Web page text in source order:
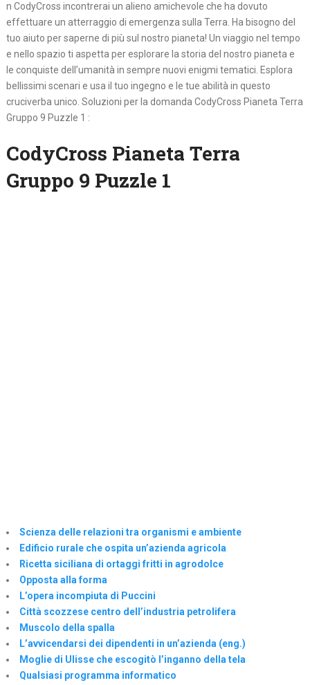
n CodyCross incontrerai un alieno amichevole che ha dovuto
effettuare un atterraggio di emergenza sulla Terra. Ha bisogno del
tuo aiuto per saperne di più sul nostro pianeta! Un viaggio nel tempo
e nello spazio ti aspetta per esplorare la storia del nostro pianeta e
le conquiste dell’umanità in sempre nuovi enigmi tematici. Esplora
bellissimi scenari e usa il tuo ingegno e le tue abilità in questo
cruciverba unico. Soluzioni per la domanda CodyCross Pianeta Terra
Gruppo 9 Puzzle 1 :
CodyCross Pianeta Terra
Gruppo 9 Puzzle 1
Scienza delle relazioni tra organismi e ambiente
Edificio rurale che ospita un’azienda agricola
Ricetta siciliana di ortaggi fritti in agrodolce
Opposta alla forma
L’opera incompiuta di Puccini
Città scozzese centro dell’industria petrolifera
Muscolo della spalla
L’avvicendarsi dei dipendenti in un’azienda (eng.)
Moglie di Ulisse che escogitò l’inganno della tela
Qualsiasi programma informatico